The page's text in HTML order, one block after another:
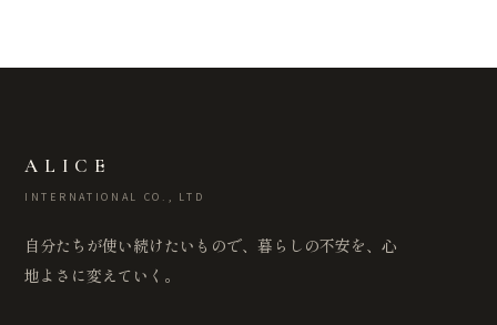
ALICE
INTERNATIONAL CO., LTD
自分たちが使い続けたいもので、暮らしの不安を、心
地よさに変えていく。